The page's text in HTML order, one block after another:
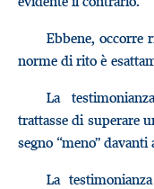
Ebbene, occorre
norme di rito è
La
trattasse di superare
segno “meno”
La